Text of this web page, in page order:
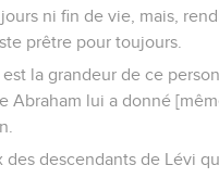
ni fin de vie, mais,
prêtre pour toujours.
la grandeur de ce
Abraham lui a donné
des descendants de Lévi